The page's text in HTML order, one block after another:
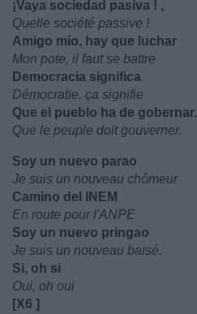
¡Vaya sociedad pasiva ! ,
Quelle société passive !
Amigo mío, hay que luchar
Mon pote, il faut se battre
Democracia significa
Démocratie, ça signifie
Que el pueblo ha de gobernar.
Que le peuple doit gouverner.
Soy un nuevo parao
Je suis un nouveau chômeur
Camino del INEM
En route pour l'ANPE
Soy un nuevo pringao
Je suis un nouveau baisé.
Si, oh si
Oui, oh oui
[X6 ]